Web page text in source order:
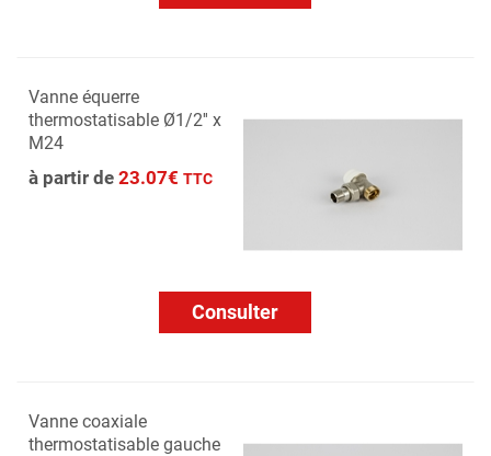
Vanne équerre
thermostatisable Ø1/2'' x
M24
à partir de 23.07€ TTC
Consulter
Vanne coaxiale
thermostatisable gauche